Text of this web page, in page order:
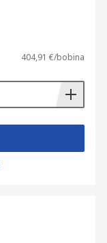
404,91 €/bobina